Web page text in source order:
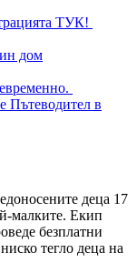
ТУК!
дом
Пътеводител в
деца 17
малките. Екип
безплатни
тегло деца на